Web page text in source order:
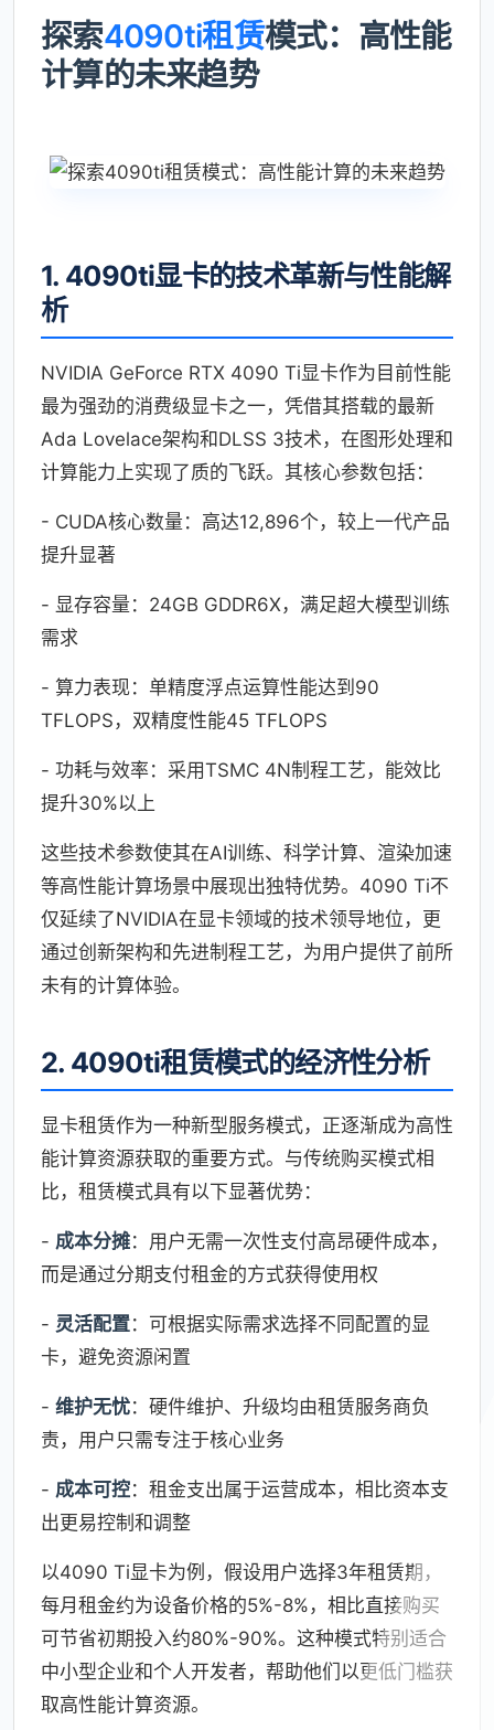
探索4090ti租赁模式：高性能
计算的未来趋势
1. 4090ti显卡的技术革新与性能解
析
NVIDIA GeForce RTX 4090 Ti显卡作为目前性能
最为强劲的消费级显卡之一，凭借其搭载的最新
Ada Lovelace架构和DLSS 3技术，在图形处理和
计算能力上实现了质的飞跃。其核心参数包括：
- CUDA核心数量：高达12,896个，较上一代产品
提升显著
- 显存容量：24GB GDDR6X，满足超大模型训练
需求
- 算力表现：单精度浮点运算性能达到90
TFLOPS，双精度性能45 TFLOPS
- 功耗与效率：采用TSMC 4N制程工艺，能效比
提升30%以上
这些技术参数使其在AI训练、科学计算、渲染加速
等高性能计算场景中展现出独特优势。4090 Ti不
仅延续了NVIDIA在显卡领域的技术领导地位，更
通过创新架构和先进制程工艺，为用户提供了前所
未有的计算体验。
2. 4090ti租赁模式的经济性分析
显卡租赁作为一种新型服务模式，正逐渐成为高性
能计算资源获取的重要方式。与传统购买模式相
比，租赁模式具有以下显著优势：
- 成本分摊：用户无需一次性支付高昂硬件成本，
而是通过分期支付租金的方式获得使用权
- 灵活配置：可根据实际需求选择不同配置的显
卡，避免资源闲置
- 维护无忧：硬件维护、升级均由租赁服务商负
责，用户只需专注于核心业务
- 成本可控：租金支出属于运营成本，相比资本支
出更易控制和调整
以4090 Ti显卡为例，假设用户选择3年租赁期，
每月租金约为设备价格的5%-8%，相比直接购买
可节省初期投入约80%-90%。这种模式特别适合
中小型企业和个人开发者，帮助他们以更低门槛获
取高性能计算资源。